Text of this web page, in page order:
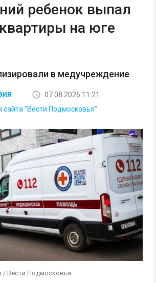
ребенок выпал
на юге
в медучреждение
07.08.2026 11:21
сайта "Вести Подмосковья"
/ Вести Подмосковья